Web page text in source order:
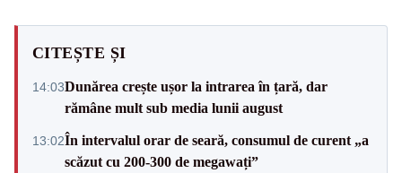
CITEȘTE ȘI
14:03Dunărea crește ușor la intrarea în țară, dar
rămâne mult sub media lunii august
13:02În intervalul orar de seară, consumul de curent „a
scăzut cu 200-300 de megawați”